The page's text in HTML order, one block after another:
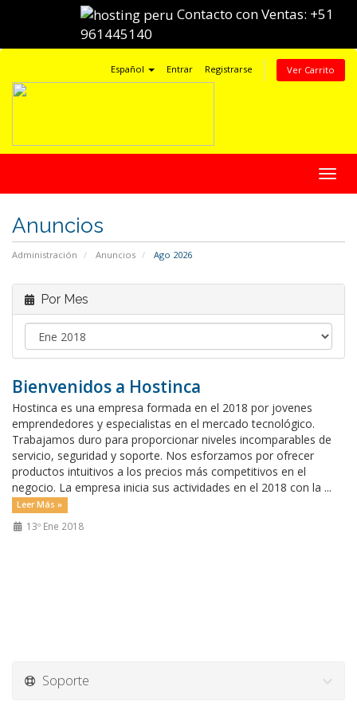
Contacto con Ventas: +51
961445140
Español Entrar Registrarse Ver Carrito
Anuncios
Administración Anuncios Ago 2026
Por Mes
Bienvenidos a Hostinca
Hostinca es una empresa formada en el 2018 por jovenes
emprendedores y especialistas en el mercado tecnológico.
Trabajamos duro para proporcionar niveles incomparables de
servicio, seguridad y soporte. Nos esforzamos por ofrecer
productos intuitivos a los precios más competitivos en el
negocio. La empresa inicia sus actividades en el 2018 con la ...
Leer Más »
13º Ene 2018
Soporte